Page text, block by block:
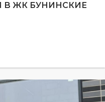
ЖК БУНИНСКИЕ